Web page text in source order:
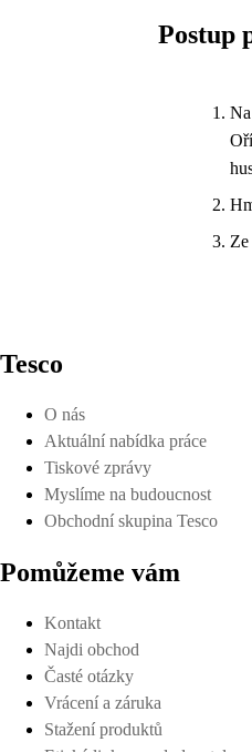
Postup
Tesco
O nás
Aktuální nabídka práce
Tiskové zprávy
Myslíme na budoucnost
Obchodní skupina Tesco
Pomůžeme vám
Kontakt
Najdi obchod
Časté otázky
Vrácení a záruka
Stažení produktů